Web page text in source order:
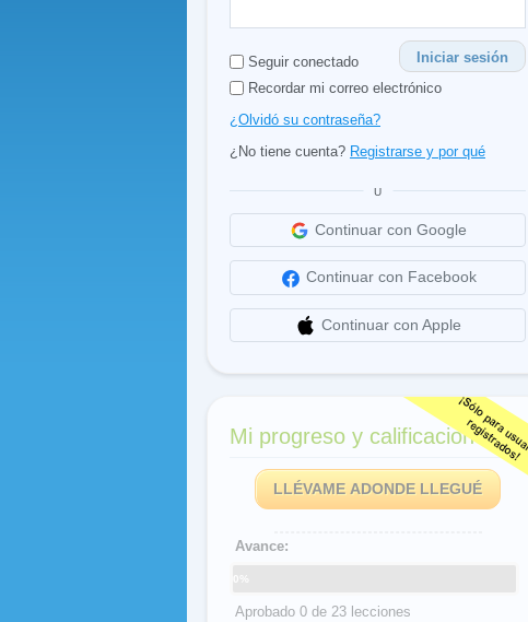
Seguir conectado
Iniciar sesión
Recordar mi correo electrónico
¿Olvidó su contraseña?
¿No tiene cuenta? Registrarse y por qué
U
Continuar con Google
Continuar con Facebook
Continuar con Apple
Mi progreso y calificaciones
LLÉVAME ADONDE LLEGUÉ
Avance:
0%
Aprobado 0 de 23 lecciones